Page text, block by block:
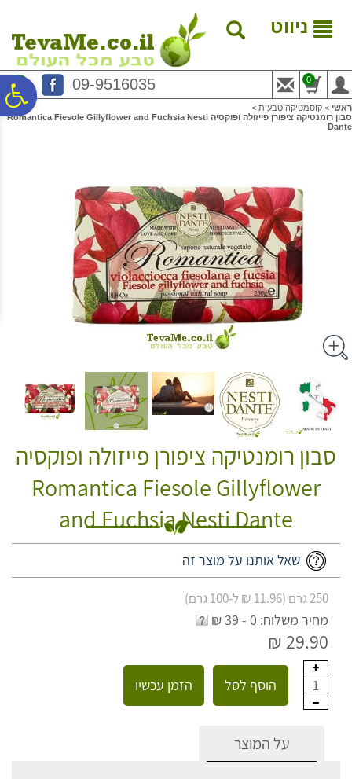
נגישות
המרכזי
ניווט
09-9516035 0
ראשי > קוסמטיקה טבעית >
סבון רומנטיקה ציפורן פייזולה ופוקסיה Romantica Fiesole Gillyflower and Fuchsia Nesti
Dante
סבון רומנטיקה ציפורן פייזולה ופוקסיה
Romantica Fiesole Gillyflower
and Fuchsia Nesti Dante
שאל אותנו על מוצר זה
250 גרם (11.96 ₪ ל-100 גרם)
מחיר משלוח: 0 - 39 ₪
29.90 ₪
1 הוסף לסל הזמן עכשיו
על המוצר